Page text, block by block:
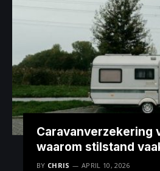
Caravanverzekering
waarom stilstand
oplevert dan rijden
BY CHRIS APRIL 10, 2026